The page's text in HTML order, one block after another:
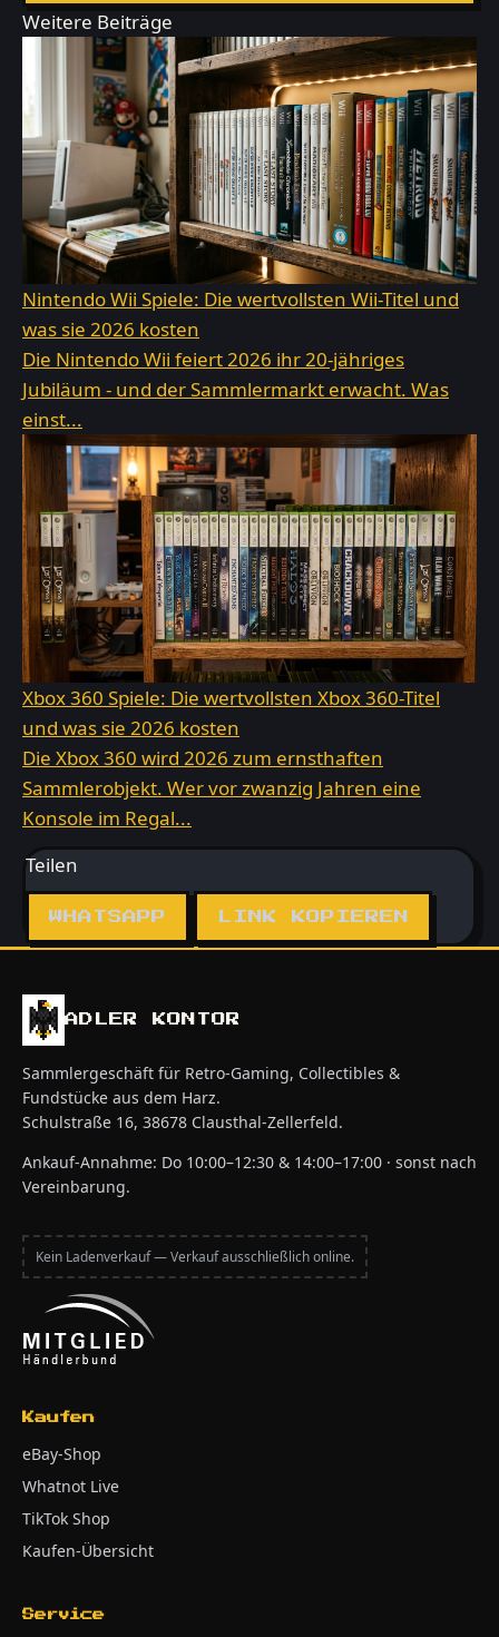
Weitere Beiträge
Nintendo Wii Spiele: Die wertvollsten Wii-Titel und
was sie 2026 kosten
Die Nintendo Wii feiert 2026 ihr 20-jähriges
Jubiläum - und der Sammlermarkt erwacht. Was
einst...
Xbox 360 Spiele: Die wertvollsten Xbox 360-Titel
und was sie 2026 kosten
Die Xbox 360 wird 2026 zum ernsthaften
Sammlerobjekt. Wer vor zwanzig Jahren eine
Konsole im Regal...
Teilen
WHATSAPP LINK KOPIEREN
ADLER KONTOR
Sammlergeschäft für Retro-Gaming, Collectibles &
Fundstücke aus dem Harz.
Schulstraße 16, 38678 Clausthal-Zellerfeld.
Ankauf-Annahme: Do 10:00–12:30 & 14:00–17:00 · sonst nach
Vereinbarung.
Kein Ladenverkauf — Verkauf ausschließlich online.
Kaufen
eBay-Shop
Whatnot Live
TikTok Shop
Kaufen-Übersicht
Service